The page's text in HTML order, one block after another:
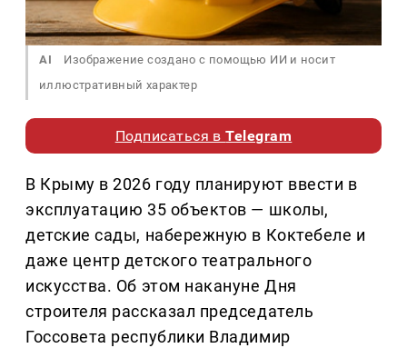
AI
Изображение создано с помощью ИИ и носит
иллюстративный характер
Подписаться вTelegram
В Крыму в 2026 году планируют ввести в
эксплуатацию 35 объектов — школы,
детские сады, набережную в Коктебеле и
даже центр детского театрального
искусства. Об этом накануне Дня
строителя рассказал председатель
Госсовета республики Владимир